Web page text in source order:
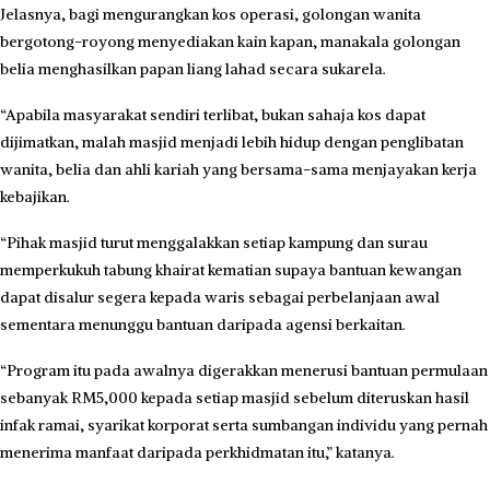
Jelasnya, bagi mengurangkan kos operasi, golongan wanita
bergotong-royong menyediakan kain kapan, manakala golongan
belia menghasilkan papan liang lahad secara sukarela.
“Apabila masyarakat sendiri terlibat, bukan sahaja kos dapat
dijimatkan, malah masjid menjadi lebih hidup dengan pengli­batan
wanita, belia dan ahli kariah yang bersama-sama menjayakan kerja
kebajikan.
“Pihak masjid turut mengga­lakkan setiap kampung dan surau
memperkukuh tabung khairat kematian supaya bantuan kewangan
dapat disalur segera kepada waris sebagai perbelanjaan awal
sementara menunggu bantuan daripada agensi berkaitan.
“Program itu pada awalnya digerakkan menerusi bantuan permulaan
sebanyak RM5,000 kepada setiap masjid sebelum diteruskan hasil
infak ramai, syarikat korporat serta sumba­ngan individu yang pernah
me­nerima manfaat daripada per­khidmatan itu,” katanya.